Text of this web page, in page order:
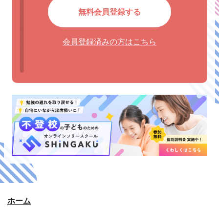
無料会員登録する
会員登録済みの方はこちら
ホーム